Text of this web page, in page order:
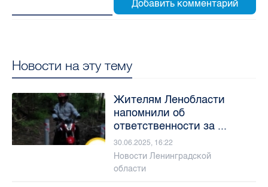
Новости на эту тему
Жителям Ленобласти
напомнили об
ответственности за ...
30.06.2025, 16:22
Новости Ленинградской
области